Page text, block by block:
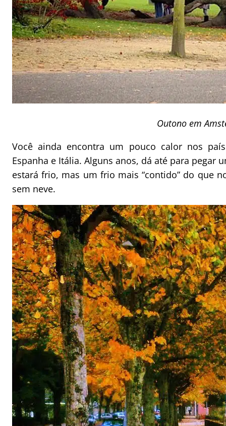
Outono em
Você ainda encontra um pouco calor nos
Espanha e Itália. Alguns anos, dá até para pegar
estará frio, mas um frio mais “contido” do que
sem neve.